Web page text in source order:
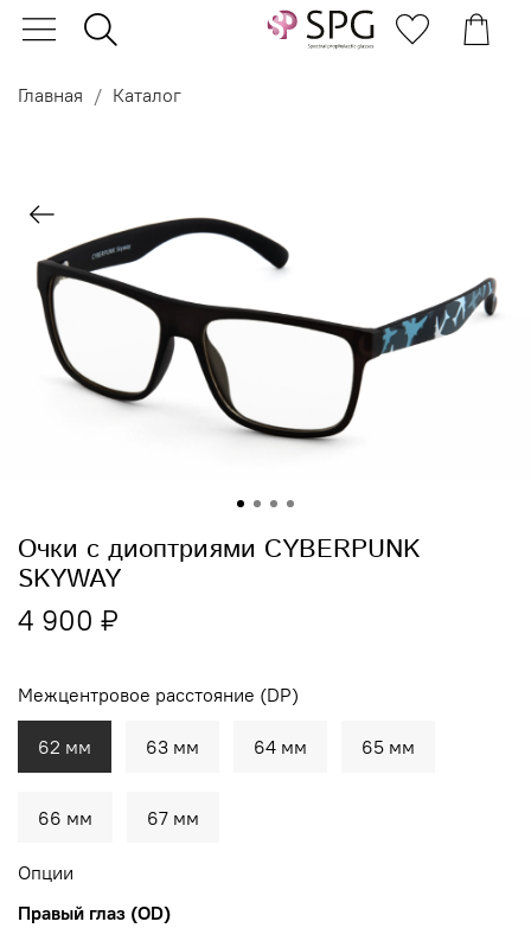
Главная Каталог
Очки с диоптриями CYBERPUNK
SKYWAY
4 900 ₽
Межцентровое расстояние (DP)
62 мм 63 мм 64 мм 65 мм
66 мм 67 мм
Опции
Правый глаз (OD)